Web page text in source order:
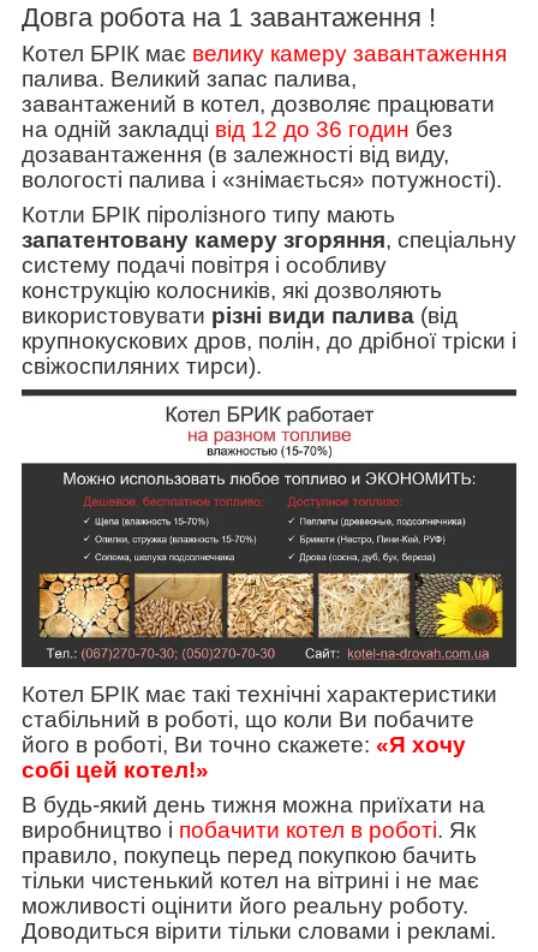
Довга робота на 1 завантаження !
Котел БРІК має велику камеру завантаження
палива. Великий запас палива,
завантажений в котел, дозволяє працювати
на одній закладці від 12 до 36 годин без
дозавантаження (в залежності від виду,
вологості палива і «знімається» потужності).
Котли БРІК піролізного типу мають
запатентовану камеру згоряння, спеціальну
систему подачі повітря і особливу
конструкцію колосників, які дозволяють
використовувати різні види палива (від
крупнокускових дров, полін, до дрібної тріски і
свіжоспиляних тирси).
Котел БРІК має такі технічні характеристики
стабільний в роботі, що коли Ви побачите
його в роботі, Ви точно скажете: «Я хочу
собі цей котел!»
В будь-який день тижня можна приїхати на
виробництво і побачити котел в роботі. Як
правило, покупець перед покупкою бачить
тільки чистенький котел на вітрині і не має
можливості оцінити його реальну роботу.
Доводиться вірити тільки словами і рекламі.